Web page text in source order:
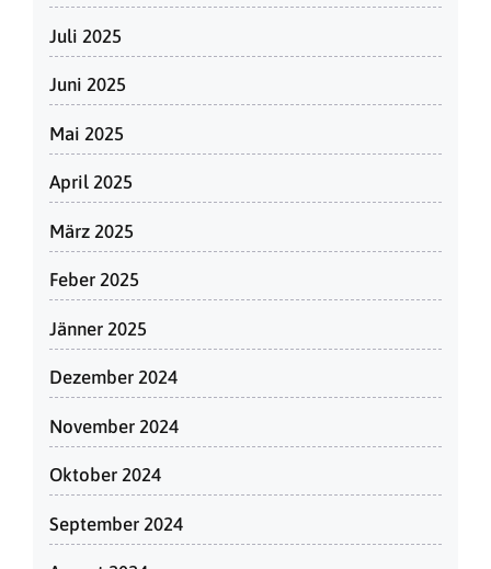
Juli 2025
Juni 2025
Mai 2025
April 2025
März 2025
Feber 2025
Jänner 2025
Dezember 2024
November 2024
Oktober 2024
September 2024